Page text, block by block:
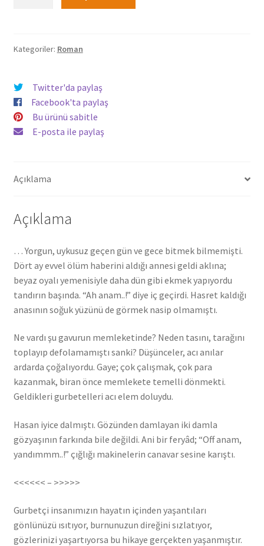
248,00₺.
Zeliha
Kategoriler: Roman
Twitter'da paylaş
Facebook'ta paylaş
Bu ürünü sabitle
E-posta ile paylaş
Açıklama
Açıklama
… Yorgun, uykusuz geçen gün ve gece bitmek bilmemişti.
Dört ay evvel ölüm haberini aldığı annesi geldi aklına;
beyaz oyalı yemenisiyle daha dün gibi ekmek yapıyordu
tandırın başında. “Ah anam..!” diye iç geçirdi. Hasret kaldığı
anasının soğuk yüzünü de görmek nasip olmamıştı.
Ne vardı şu gavurun memleketinde? Neden tasını, tarağını
toplayıp defolamamıştı sanki? Düşünceler, acı anılar
ardarda çoğalıyordu. Gaye; çok çalışmak, çok para
kazanmak, biran önce memlekete temelli dönmekti.
Geldikleri gurbetelleri acı elem doluydu.
Hasan iyice dalmıştı. Gözünden damlayan iki damla
gözyaşının farkında bile değildi. Ani bir feryâd; “Off anam,
yandımmm..!” çığlığı makinelerin canavar sesine karıştı.
<<<<<< – >>>>>
Gurbetçi insanımızın hayatın içinden yaşantıları
gönlünüzü ısıtıyor, burnunuzun direğini sızlatıyor,
gözlerinizi yaşartıyorsa bu hikaye gerçekten yaşanmıştır.